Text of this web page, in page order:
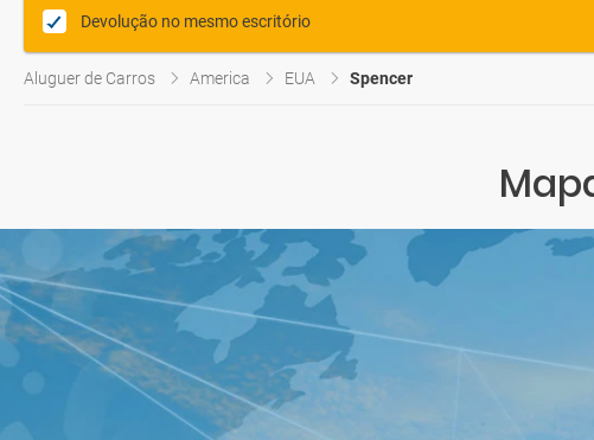
Devolução no mesmo escritório
Aluguer de Carros America EUA Spencer